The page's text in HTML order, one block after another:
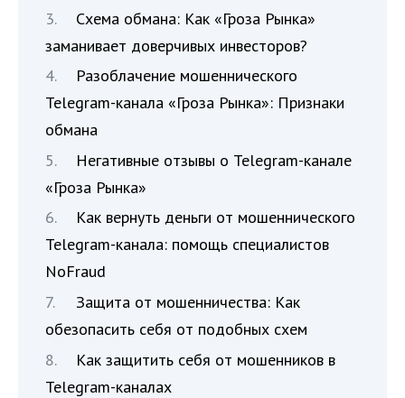
Схема обмана: Как «Гроза Рынка»
заманивает доверчивых инвесторов?
Разоблачение мошеннического
Telegram-канала «Гроза Рынка»: Признаки
обмана
Негативные отзывы о Telegram-канале
«Гроза Рынка»
Как вернуть деньги от мошеннического
Telegram-канала: помощь специалистов
NoFraud
Защита от мошенничества: Как
обезопасить себя от подобных схем
Как защитить себя от мошенников в
Telegram-каналах